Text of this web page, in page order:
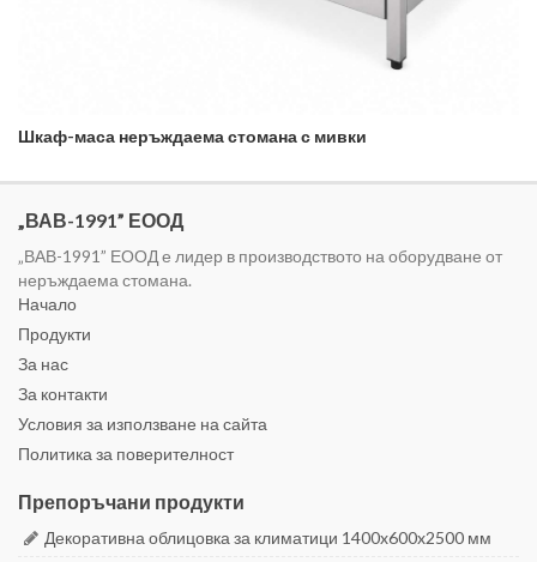
Шкаф-маса неръждаема стомана с мивки
„ВАВ-1991” ЕООД
„ВАВ-1991” ЕООД е лидер в производството на оборудване от
неръждаема стомана.
Начало
Продукти
За нас
За контакти
Условия за използване на сайта
Политика за поверителност
Препоръчани продукти
Декоративна облицовка за климатици 1400x600x2500 мм